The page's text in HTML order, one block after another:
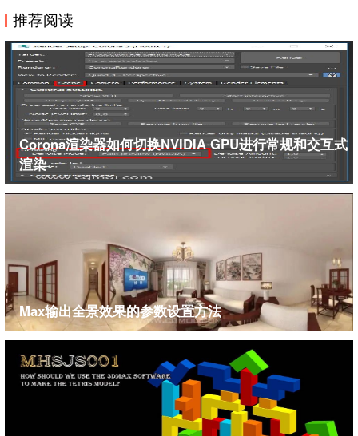
经过以上的步骤就可以找回丢失的材质了，大家学
会了吗？
推荐阅读
Corona渲染器如何切换NVIDIA GPU进行常规和交互式
渲染
Max输出全景效果的参数设置方法